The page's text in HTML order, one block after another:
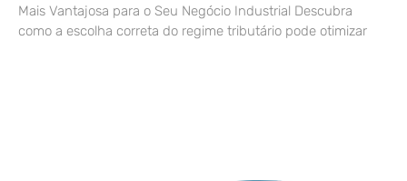
Mais Vantajosa para o Seu Negócio Industrial Descubra
como a escolha correta do regime tributário pode otimizar